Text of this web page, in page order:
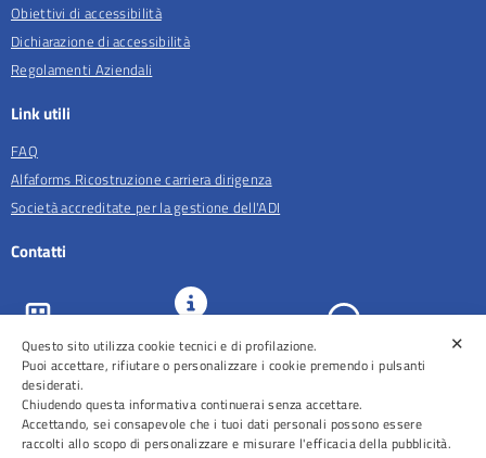
Obiettivi di accessibilità
Dichiarazione di accessibilità
Regolamenti Aziendali
Link utili
FAQ
Alfaforms Ricostruzione carriera dirigenza
Società accreditate per la gestione dell'ADI
Contatti
ASL Roma 5
URP e
Comunicazione
Prenotazioni
✕
Questo sito utilizza cookie tecnici e di profilazione.
Puoi accettare, rifiutare o personalizzare i cookie premendo i pulsanti
desiderati.
Chiudendo questa informativa continuerai senza accettare.
Accettando, sei consapevole che i tuoi dati personali possono essere
raccolti allo scopo di personalizzare e misurare l'efficacia della pubblicità.